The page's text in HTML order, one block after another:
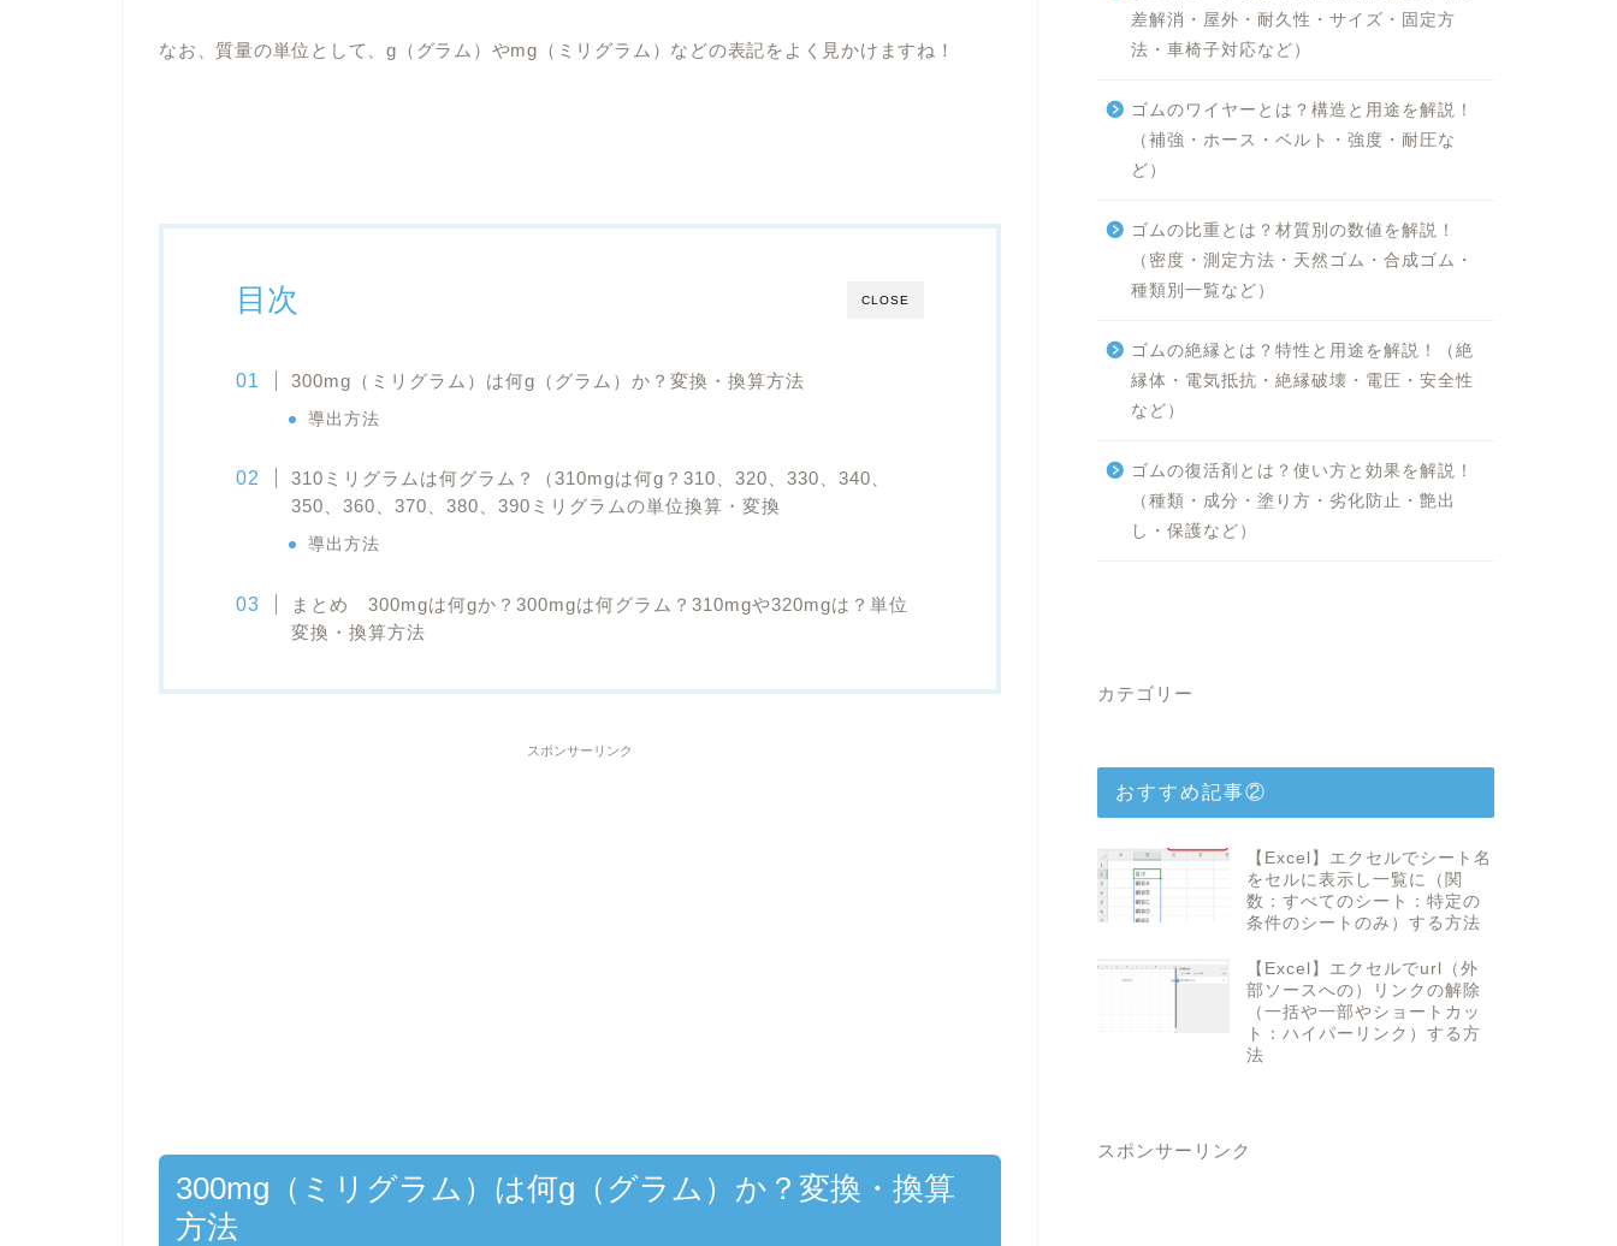
なお、質量の単位として、g（グラム）やmg（ミリグラム）などの表記をよく見かけますね！
CLOSE
目次
300mg（ミリグラム）は何g（グラム）か？変換・換算方法
導出方法
310ミリグラムは何グラム？（310mgは何g？310、320、330、340、
350、360、370、380、390ミリグラムの単位換算・変換
導出方法
まとめ 300mgは何gか？300mgは何グラム？310mgや320mgは？単位
変換・換算方法
スポンサーリンク
300mg（ミリグラム）は何g（グラム）か？変換・換算
方法
差解消・屋外・耐久性・サイズ・固定方
法・車椅子対応など）
ゴムのワイヤーとは？構造と用途を解説！
（補強・ホース・ベルト・強度・耐圧な
ど）
ゴムの比重とは？材質別の数値を解説！
（密度・測定方法・天然ゴム・合成ゴム・
種類別一覧など）
ゴムの絶縁とは？特性と用途を解説！（絶
縁体・電気抵抗・絶縁破壊・電圧・安全性
など）
ゴムの復活剤とは？使い方と効果を解説！
（種類・成分・塗り方・劣化防止・艶出
し・保護など）
カテゴリー
おすすめ記事②
【Excel】エクセルでシート名
をセルに表示し一覧に（関
数：すべてのシート：特定の
条件のシートのみ）する方法
【Excel】エクセルでurl（外
部ソースへの）リンクの解除
（一括や一部やショートカッ
ト：ハイパーリンク）する方
法
スポンサーリンク